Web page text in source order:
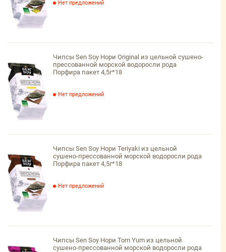
Нет предложений
Чипсы Sen Soy Нори Original из цельной сушено-
прессованной морской водоросли рода
Порфира пакет 4,5г*18
Нет предложений
Чипсы Sen Soy Нори Teriyaki из цельной
сушено-прессованной морской водоросли рода
Порфира пакет 4,5г*18
Нет предложений
Чипсы Sen Soy Нори Tom Yum из цельной
сушено-прессованной морской водоросли рода